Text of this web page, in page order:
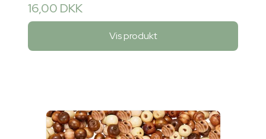
16,00 DKK
Vis produkt